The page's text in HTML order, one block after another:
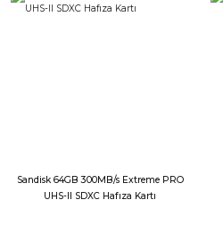
Sandisk 64GB 300MB/s Extreme PRO
UHS-II SDXC Hafıza Kartı